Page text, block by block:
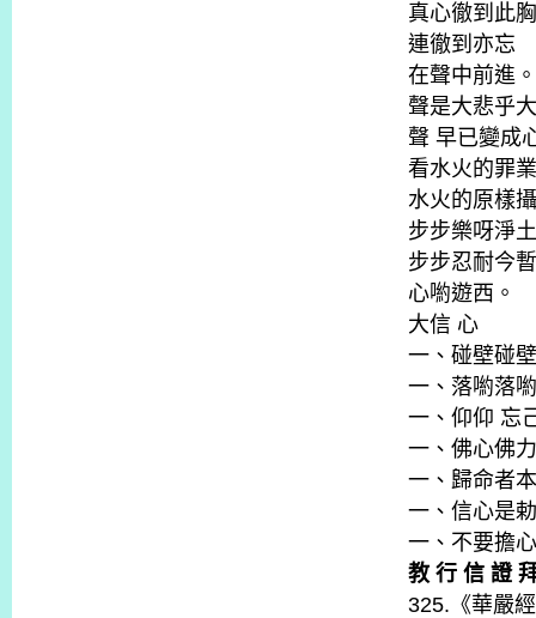
真心徹到此胸
連徹到亦忘
在聲中前進。
聲是大悲乎
聲 早已變成
看水火的罪
水火的原樣
步步樂呀淨
步步忍耐今
心喲遊西。
大信 心
一、碰壁碰
一、落喲落
一、仰仰 忘
一、佛心佛
一、歸命者
一、信心是
一、不要擔
教 行 信 證
325.《華嚴